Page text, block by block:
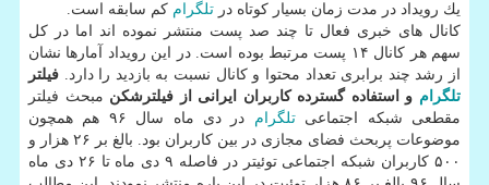
یك رویداد در مدت زمان بسیار كوتاه در تلگرام كم سابقه است.
كانال های خبری فعال تا چند صد پست منتشر نموده اند اما در كل
سهم هر كانال ۱۴ پست مرتبط بوده است. در این رویداد آمارها نشان
از رشد چند برابری تعداد محتوا و كانال نسبت به بازدید را دارد. فیلتر
تلگرام و استفاده گسترده كاربران ایرانی از فیلترشكن مبحث فیلتر
مقطعی شبكه اجتماعیتلگرام
در دی ماه سال ۹۶ هم همچون
موضوعات پربحث فضای مجازی در بین كاربران بود. بالغ بر ۲۶ هزار و
۵۰۰ كاربران شبكه اجتماعی توئیتر در فاصله ۹ دی ماه تا ۲۶ دی ماه